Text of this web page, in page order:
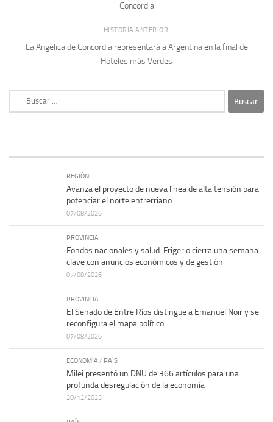
Concordia
HISTORIA ANTERIOR
La Angélica de Concordia representará a Argentina en la final de
Hoteles más Verdes
REGIÓN
Avanza el proyecto de nueva línea de alta tensión para
potenciar el norte entrerriano
07/08/2026
PROVINCIA
Fondos nacionales y salud: Frigerio cierra una semana
clave con anuncios económicos y de gestión
07/08/2026
PROVINCIA
El Senado de Entre Ríos distingue a Emanuel Noir y se
reconfigura el mapa político
07/08/2026
ECONOMÍA / PAÍS
Milei presentó un DNU de 366 artículos para una
profunda desregulación de la economía
20/12/2023